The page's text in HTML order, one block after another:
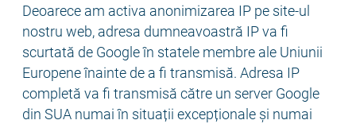
Deoarece am activa anonimizarea IP pe site-ul
nostru web, adresa dumneavoastră IP va fi
scurtată de Google în statele membre ale Uniunii
Europene înainte de a fi transmisă. Adresa IP
completă va fi transmisă către un server Google
din SUA numai în situații excepționale și numai